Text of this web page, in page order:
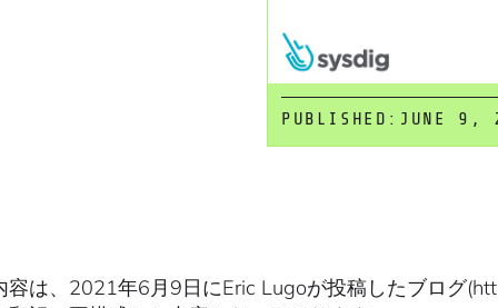
PUBLISHED: JUNE 9,
容は、2021年6月9日にEric Lugoが投稿したブログ